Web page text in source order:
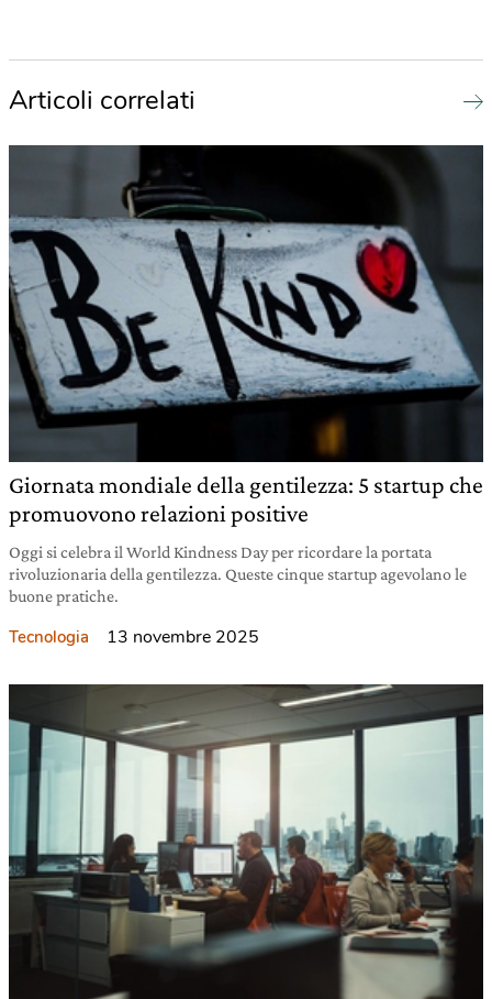
Articoli correlati
Giornata mondiale della gentilezza: 5 startup che
promuovono relazioni positive
Oggi si celebra il World Kindness Day per ricordare la portata
rivoluzionaria della gentilezza. Queste cinque startup agevolano le
buone pratiche.
Tecnologia 13 novembre 2025